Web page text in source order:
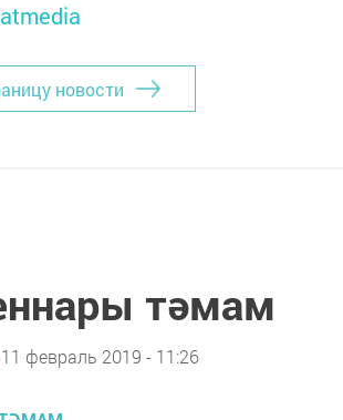
новости
тәмам
11 февраль 2019 - 11:26